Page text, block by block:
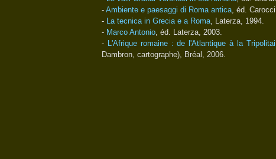
- Ambiente e paesaggi di Roma antica, éd.
- La tecnica in Grecia e a Roma, Laterza, 1994.
- Marco Antonio, éd. Laterza, 2003.
- L'Afrique romaine : de l'Atlantique à la
Dambron, cartographe), Bréal, 2006.